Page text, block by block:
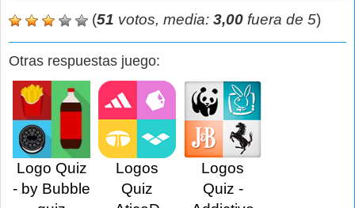
(51 votos, media: 3,00 fuera de 5)
Otras respuestas juego:
Logo Quiz
- by Bubble
Logos
Quiz
Logos
Quiz -